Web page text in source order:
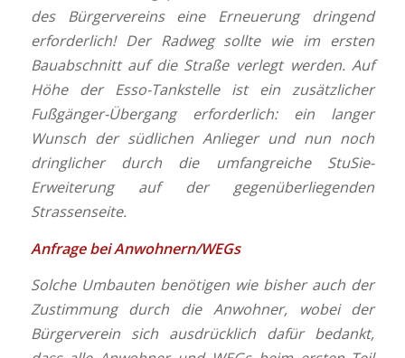
des Bürgervereins eine Erneuerung dringend
erforderlich! Der Radweg sollte wie im ersten
Bauabschnitt auf die Straße verlegt werden. Auf
Höhe der Esso-Tankstelle ist ein zusätzlicher
Fußgänger-Übergang erforderlich: ein langer
Wunsch der südlichen Anlieger und nun noch
dringlicher durch die umfangreiche StuSie-
Erweiterung auf der gegenüberliegenden
Strassenseite.
Anfrage bei Anwohnern/WEGs
Solche Umbauten benötigen wie bisher auch der
Zustimmung durch die Anwohner, wobei der
Bürgerverein sich ausdrücklich dafür bedankt,